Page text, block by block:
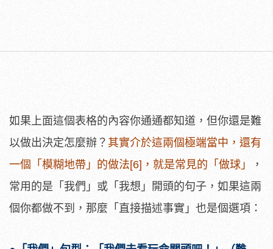
如果上面這個表格的內容你通通都知道，但你還是難
以做出決定怎麼辦？ 其實介於這兩個極端當中，還有
一個「模糊地帶」的做法[6]，就是常見的「做球」
，
常用的是「我們」或「我想」開頭的句子，如果這兩
個你都做不到，那麼「直接描述事實」也是個選項：